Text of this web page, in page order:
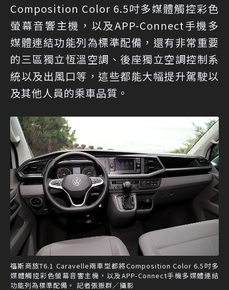
Composition Color 6.5吋多媒體觸控彩色
螢幕音響主機，以及APP-Connect手機多
媒體連結功能列為標準配備，還有非常重要
的三區獨立恆溫空調、後座獨立空調控制系
統以及出風口等，這些都能大幅提升駕駛以
及其他人員的乘車品質。
福斯商旅T6.1 Caravelle兩車型都將Composition Color 6.5吋多
媒體觸控彩色螢幕音響主機，以及APP-Connect手機多媒體連結
功能列為標準配備。 記者張振群／攝影